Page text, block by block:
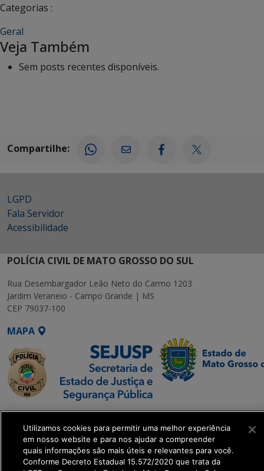
Categorias :
Geral
Veja Também
Sem posts recentes disponíveis.
Compartilhe:
LGPD
Fala Servidor
Acessibilidade
POLÍCIA CIVIL DE MATO GROSSO DO SUL
Rua Desembargador Leão Neto do Carmo 1203
Jardim Veraneio - Campo Grande | MS
CEP 79037-100
MAPA
SETDIG | Secretaria-
Executiva de
Transformação Digital
Utilizamos cookies para permitir uma melhor experiência
em nosso website e para nos ajudar a compreender
quais informações são mais úteis e relevantes para você.
Conforme Decreto Estadual 15.572/2020 que trata da